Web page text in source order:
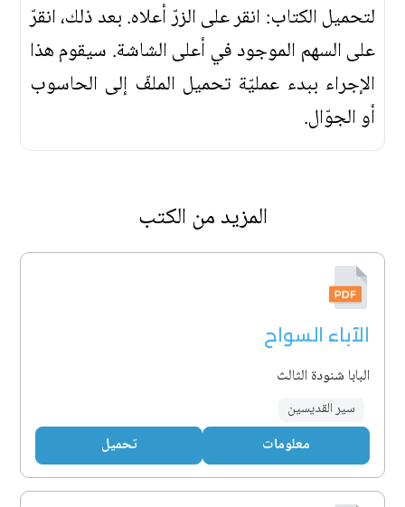
لتحميل الكتاب: انقر على الزرّ أعلاه. بعد ذلك، انقرّ
على السهم الموجود في أعلى الشاشة. سيقوم هذا
الإجراء ببدء عمليّة تحميل الملفّ إلى الحاسوب
أو الجوّال.
المزيد من الكتب
الآباء السواح
البابا شنودة الثالث
سير القديسين
معلومات تحميل